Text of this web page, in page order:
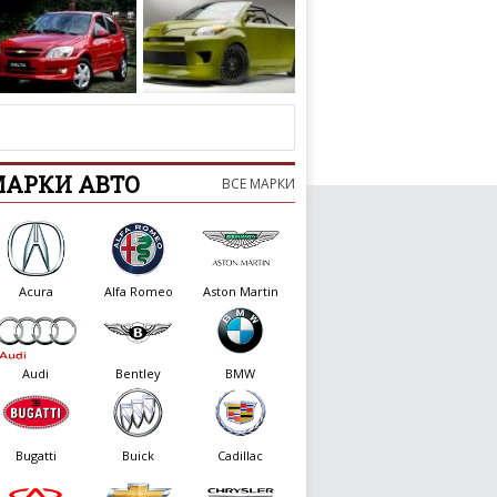
АВТО ВСЕ МАРКИ
Acura Alfa Romeo Aston Martin
Audi Bentley BMW
Bugatti Buick Cadillac